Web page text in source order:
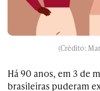
(Crédito:
Há 90 anos, em 3 de
brasileiras puderam